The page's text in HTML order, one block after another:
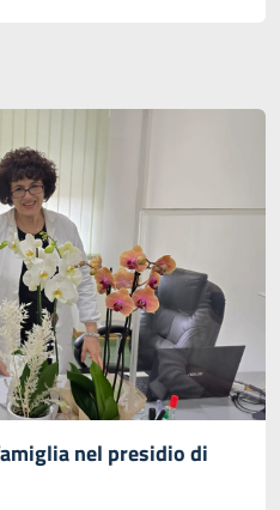
nel presidio di